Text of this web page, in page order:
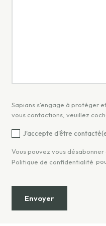
Sapians s'engage à protéger
vous contactions, veuillez
J'accepte d'être
Vous pouvez vous
Politique de confidentialité